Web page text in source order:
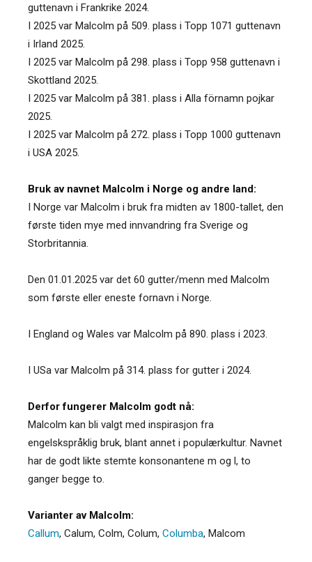
guttenavn i Frankrike 2024.
I 2025 var Malcolm på 509. plass i Topp 1071 guttenavn
i Irland 2025.
I 2025 var Malcolm på 298. plass i Topp 958 guttenavn i
Skottland 2025.
I 2025 var Malcolm på 381. plass i Alla förnamn pojkar
2025.
I 2025 var Malcolm på 272. plass i Topp 1000 guttenavn
i USA 2025.
Bruk av navnet Malcolm i Norge og andre land:
I Norge var Malcolm i bruk fra midten av 1800-tallet, den
første tiden mye med innvandring fra Sverige og
Storbritannia.
Den 01.01.2025 var det 60 gutter/menn med Malcolm
som første eller eneste fornavn i Norge.
I England og Wales var Malcolm på 890. plass i 2023.
I USa var Malcolm på 314. plass for gutter i 2024.
Derfor fungerer Malcolm godt nå:
Malcolm kan bli valgt med inspirasjon fra
engelskspråklig bruk, blant annet i populærkultur. Navnet
har de godt likte stemte konsonantene m og l, to
ganger begge to.
Varianter av Malcolm:
Callum, Calum, Colm, Colum, Columba, Malcom